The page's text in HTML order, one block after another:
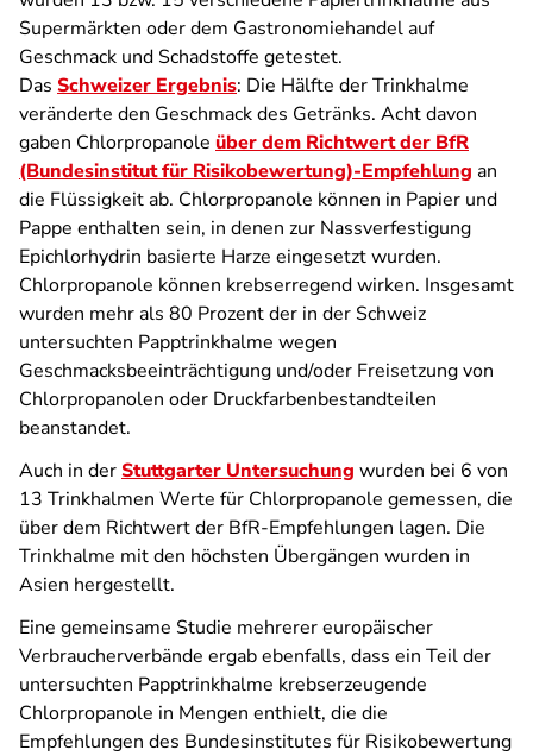
Supermärkten oder dem Gastronomiehandel auf
Geschmack und Schadstoffe getestet.
Das Schweizer Ergebnis: Die Hälfte der Trinkhalme
veränderte den Geschmack des Getränks. Acht davon
gaben Chlorpropanole über dem Richtwert der BfR
(Bundesinstitut für Risikobewertung)-Empfehlung an
die Flüssigkeit ab. Chlorpropanole können in Papier und
Pappe enthalten sein, in denen zur Nassverfestigung
Epichlorhydrin basierte Harze eingesetzt wurden.
Chlorpropanole können krebserregend wirken. Insgesamt
wurden mehr als 80 Prozent der in der Schweiz
untersuchten Papptrinkhalme wegen
Geschmacksbeeinträchtigung und/oder Freisetzung von
Chlorpropanolen oder Druckfarbenbestandteilen
beanstandet.
Auch in derStuttgarter Untersuchung wurden bei 6 von
13 Trinkhalmen Werte für Chlorpropanole gemessen, die
über dem Richtwert der BfR-Empfehlungen lagen. Die
Trinkhalme mit den höchsten Übergängen wurden in
Asien hergestellt.
Eine gemeinsame Studie mehrerer europäischer
Verbraucherverbände ergab ebenfalls, dass ein Teil der
untersuchten Papptrinkhalme krebserzeugende
Chlorpropanole in Mengen enthielt, die die
Empfehlungen des Bundesinstitutes für Risikobewertung